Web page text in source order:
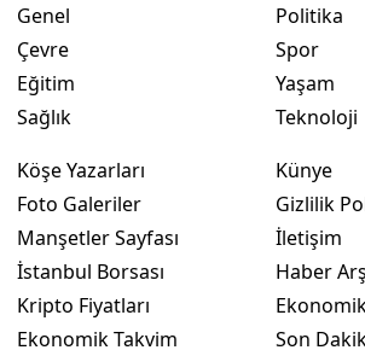
Genel
Çevre
Eğitim
Sağlık
Politika
Spor
Yaşam
Teknoloji
Köşe Yazarları
Foto Galeriler
Manşetler Sayfası
İstanbul Borsası
Kripto Fiyatları
Ekonomik Takvim
Künye
Gizlilik
İletişim
Haber
Son